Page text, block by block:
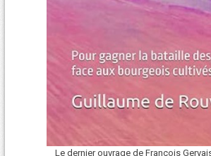
Le dernier ouvrage de François